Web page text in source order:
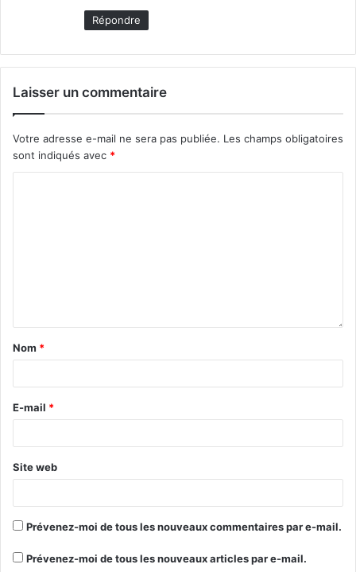
Répondre
Laisser un commentaire
Votre adresse e-mail ne sera pas publiée. Les champs obligatoires
sont indiqués avec *
Nom *
E-mail *
Site web
Prévenez-moi de tous les nouveaux commentaires par e-mail.
Prévenez-moi de tous les nouveaux articles par e-mail.